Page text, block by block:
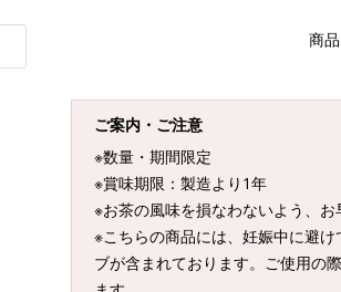
商
ご案内・ご注意
※数量・期間限定
※賞味期限：製造より1年
※お茶の風味を損なわないよう、お
※こちらの商品には、妊娠中に避
ブが含まれております。ご使用の